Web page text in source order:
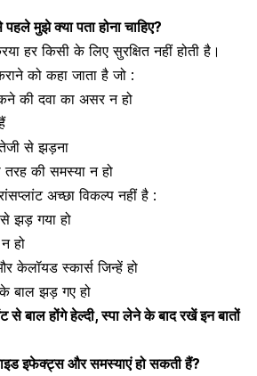
मुझे क्या पता होना चाहिए?
हर किसी के लिए सुरक्षित नहीं होती है।
को कहा जाता है जो :
की दवा का असर न हो
से झड़ना
तरह की समस्या न हो
अच्छा विकल्प नहीं है :
से झड़ गया हो
हो
केलॉयड स्कार्स जिन्हें हो
बाल झड़ गए हो
से बाल होंगे हेल्दी, स्पा लेने के बाद रखें इन बातों
इफेक्ट्स और समस्याएं हो सकती हैं?